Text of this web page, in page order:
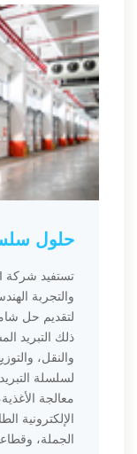
حلول
والتجربة
لتقديم حل
ذلك التبريد
والنقل،
لسلسلة
معالجة
الإلكترونية
الجملة،